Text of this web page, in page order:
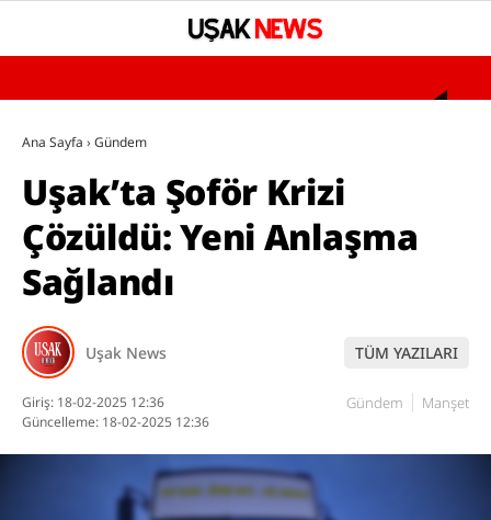
°
GÜNDEM
ASAYİŞ
SAĞLIK
SPOR
SİYASET
BÖLGESEL HABERLER
Ana Sayfa › Gündem
Uşak’ta Şoför Krizi
Çözüldü: Yeni Anlaşma
Sağlandı
Uşak News TÜM YAZILARI
Giriş: 18-02-2025 12:36
Güncelleme: 18-02-2025 12:36
Gündem Manşet